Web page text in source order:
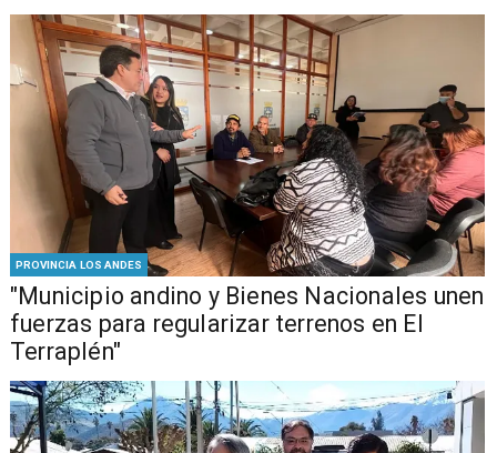
PROVINCIA LOS ANDES
"Municipio andino y Bienes Nacionales unen
fuerzas para regularizar terrenos en El
Terraplén"